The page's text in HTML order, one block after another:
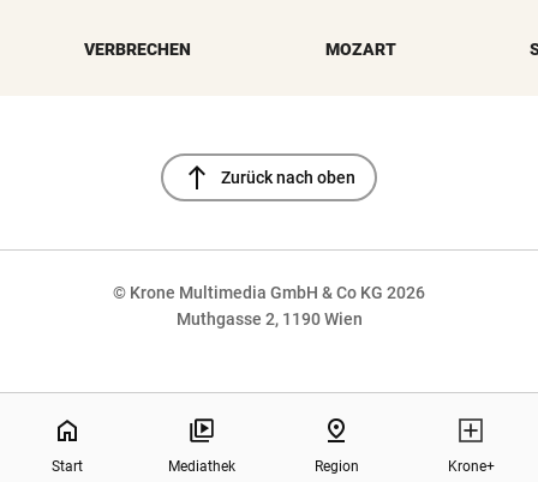
VERBRECHEN MOZART
north Zurück nach oben
© Krone Multimedia GmbH & Co KG 2026
Muthgasse 2, 1190 Wien
home
Start Mediathek
pin_drop
Region Krone+
NaN%